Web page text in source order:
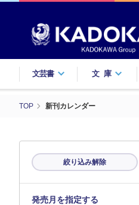
文芸書 文庫
TOP 新刊カレンダー
絞り込み解除
発売月を指定する